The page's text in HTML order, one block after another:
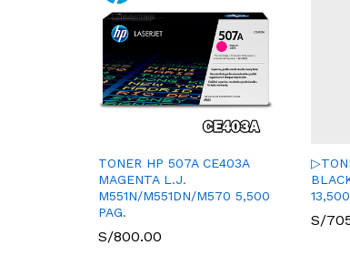
TONER HP 507A CE403A
MAGENTA L.J.
M551N/M551DN/M570 5,500
PAG.
S/800.00
S/